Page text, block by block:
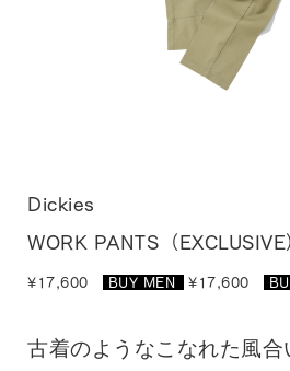
Dickies
WORK PANTS（EXCLUSIVE
¥17,600 BUY MEN ¥17,600
古着のようなこなれた風合